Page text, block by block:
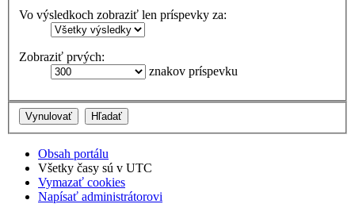
Vo výsledkoch zobraziť len príspevky za:
Zobraziť prvých:
znakov príspevku
Obsah portálu
Všetky časy sú v UTC
Vymazať cookies
Napísať administrátorovi